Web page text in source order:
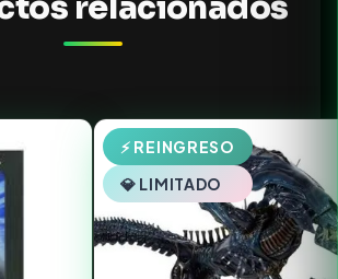
⚡ REINGRESO
💎 LIMITADO